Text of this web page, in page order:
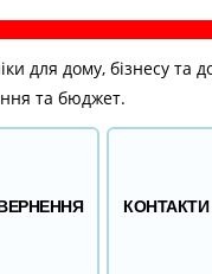
для дому, бізнесу та
та бюджет.
КОНТАКТИ